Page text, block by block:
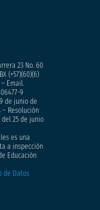
23 No. 60
(+57)(60)(6)
– Email.
9
de junio de
– Resolución
25 de junio
es una
a inspección
Educación
de Datos